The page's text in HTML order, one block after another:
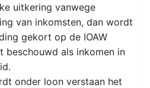
uitkering vanwege
van inkomsten, dan wordt
gekort op de IOAW
beschouwd als inkomen in
onder loon verstaan het